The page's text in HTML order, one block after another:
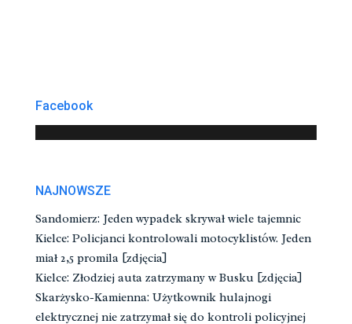
Facebook
NAJNOWSZE
Sandomierz: Jeden wypadek skrywał wiele tajemnic
Kielce: Policjanci kontrolowali motocyklistów. Jeden
miał 2,5 promila [zdjęcia]
Kielce: Złodziej auta zatrzymany w Busku [zdjęcia]
Skarżysko-Kamienna: Użytkownik hulajnogi
elektrycznej nie zatrzymał się do kontroli policyjnej